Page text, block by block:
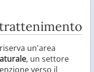
un'area
, un settore
verso il